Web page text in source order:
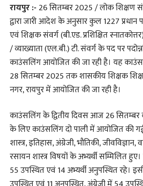
रायपुर :- 26 सितम्बर 2025 / लोक शिक्षण
द्वारा जारी आदेश के अनुसार कुल 1227 प्रधान
एवं शिक्षक संवर्ग (बी.एड. प्रशिक्षित
/ व्याख्याता (एल.बी.) टी. संवर्ग के पद पर
काउंसलिंग आयोजित की जा रही है। यह
28 सितम्बर 2025 तक शासकीय शिक्षक
नगर, रायपुर में आयोजित की जा रही है।
काउंसलिंग के द्वितीय दिवस आज 26 सितम्बर
के लिए काउंसलिंग दो पाली में आयोजित की
शास्त्र, इतिहास, अंग्रेजी, भौतिकी,
रसायन शास्त्र विषयों के अभ्यर्थी सम्मिलित
55 उपस्थित एवं 14 अभ्यर्थी अनुपस्थित रहे।